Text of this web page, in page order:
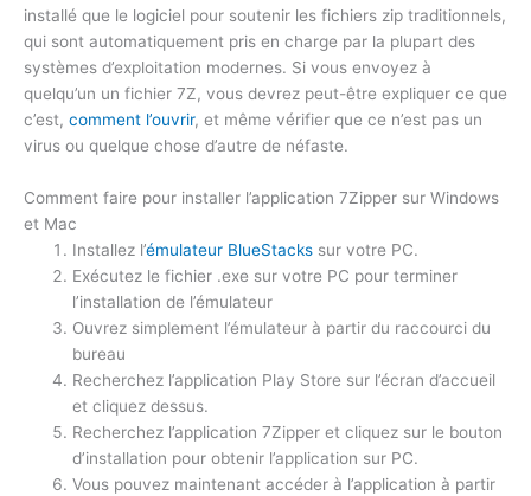
installé que le logiciel pour soutenir les fichiers zip traditionnels,
qui sont automatiquement pris en charge par la plupart des
systèmes d’exploitation modernes. Si vous envoyez à
quelqu’un un fichier 7Z, vous devrez peut-être expliquer ce que
c’est, comment l’ouvrir, et même vérifier que ce n’est pas un
virus ou quelque chose d’autre de néfaste.
Comment faire pour installer l’application 7Zipper sur Windows
et Mac
Installez l’émulateur BlueStacks sur votre PC.
Exécutez le fichier .exe sur votre PC pour terminer
l’installation de l’émulateur
Ouvrez simplement l’émulateur à partir du raccourci du
bureau
Recherchez l’application Play Store sur l’écran d’accueil
et cliquez dessus.
Recherchez l’application 7Zipper et cliquez sur le bouton
d’installation pour obtenir l’application sur PC.
Vous pouvez maintenant accéder à l’application à partir